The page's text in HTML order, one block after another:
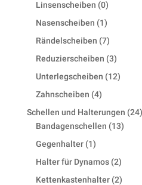
Linsenscheiben 00
products
Nasenscheiben 11
product
Rändelscheiben 77
products
Reduzierscheiben 33
products
Unterlegscheiben 1212
Zahnscheiben 44
products
Schellen und Halterungen 24
Bandagenschellen 1313
Gegenhalter 11
product
Halter für Dynamos 22
Kettenkastenhalter 22